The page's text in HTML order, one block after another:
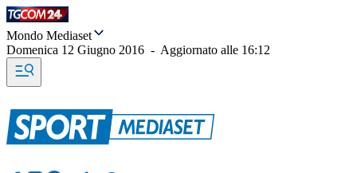
Mondo Mediaset
Domenica 12 Giugno 2016 - Aggiornato alle 16:12